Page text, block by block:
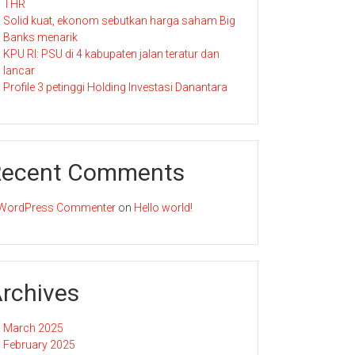
THR
Solid kuat, ekonom sebutkan harga saham Big
Banks menarik
KPU RI: PSU di 4 kabupaten jalan teratur dan
lancar
Profile 3 petinggi Holding Investasi Danantara
Comments
Commenter on Hello world!
March 2025
February 2025